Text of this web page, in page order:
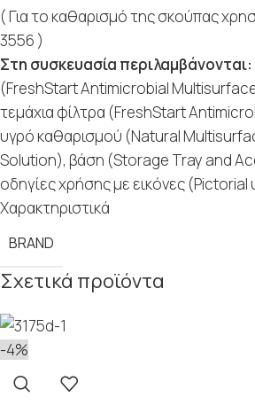
( Για το καθαρισμό της σκούπας
3556 )
Στη συσκευασία περιλαμβάνονται:
(FreshStart Antimicrobial
τεμάχια φίλτρα (FreshStart
υγρό καθαρισμού (Natural
Solution), βάση (Storage Tray and
οδηγίες χρήσης με εικόνες
Χαρακτηριστικά
BRAND
Σχετικά προϊόντα
-4%